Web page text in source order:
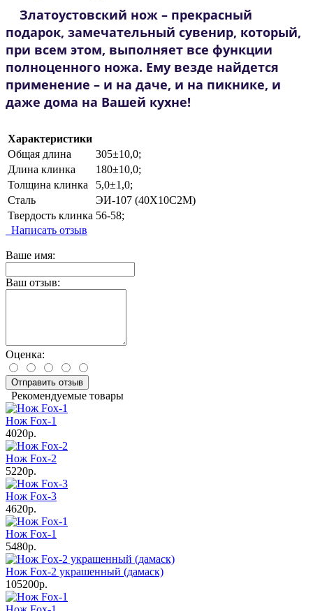
Златоустовский нож – прекрасный
подарок, замечательный сувенир, который,
при всем этом, выполняет все функции
полноценного ножа. Ему везде найдется
применение – и на даче, и на пикнике, и
даже дома на Вашей кухне!
Характеристики
Общая длина
305±10,0;
Длина клинка
180±10,0;
Толщина клинка
5,0±1,0;
Сталь
ЭИ-107 (40Х10С2М)
Твердость клинка 56-58;
Написать отзыв
Ваше имя:
Ваш отзыв:
Оценка:
Отправить отзыв
Рекомендуемые товары
Нож Fox-1
4020р.
Нож Fox-2
5220р.
Нож Fox-3
4620р.
Нож Fox-1
5480р.
Нож Fox-2 украшенный (дамаск)
105200р.